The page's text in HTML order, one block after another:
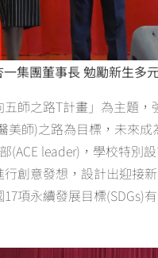
集團董事長 勉勵新生多
師之路T計畫」為主題，
師)之路為目標，未來
(ACE leader)，學校特別
創意發想，設計出迎接
項永續發展目標(SDGs)